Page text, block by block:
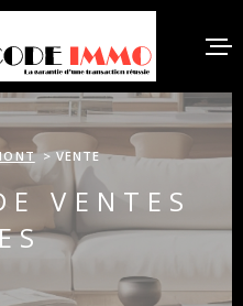
VENTES
VENTE
VENTES